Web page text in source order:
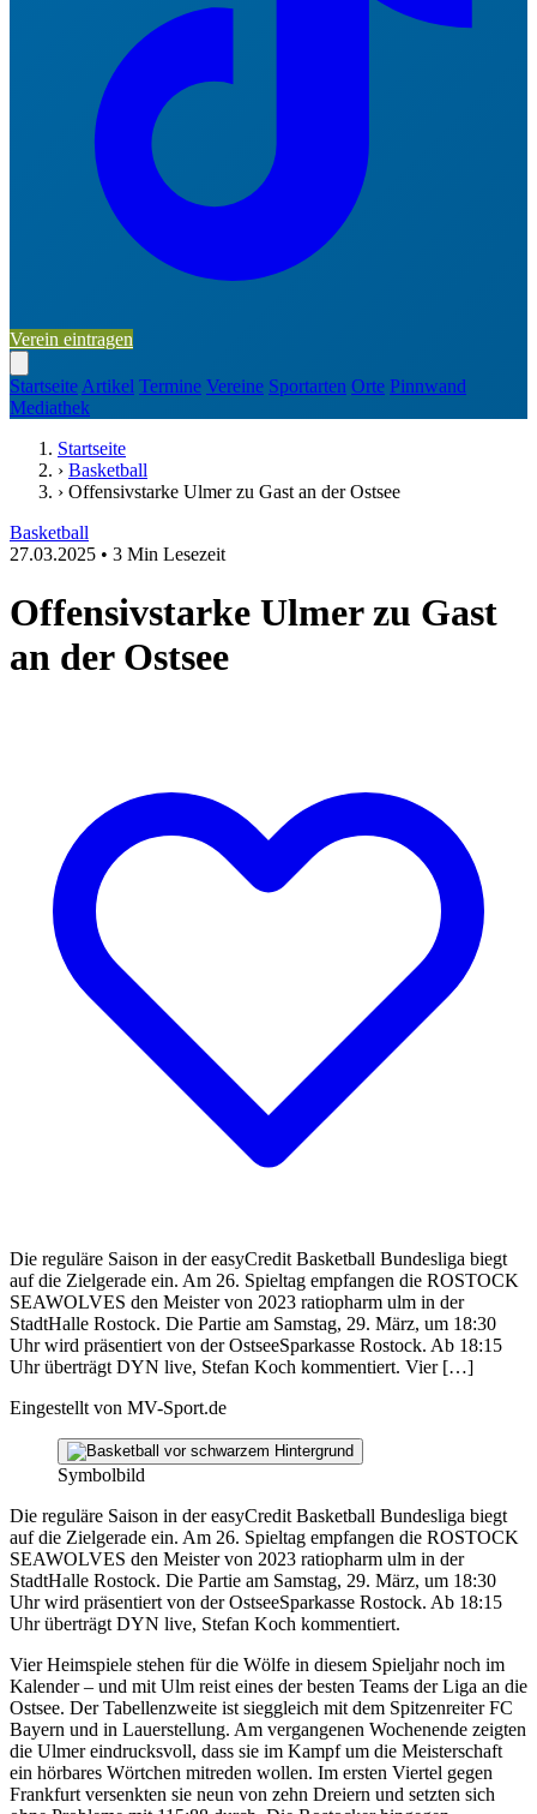
Verein eintragen
Startseite Artikel Termine Vereine Sportarten Orte Pinnwand
Mediathek
Startseite
› Basketball
› Offensivstarke Ulmer zu Gast an der Ostsee
Basketball
27.03.2025 • 3 Min Lesezeit
Offensivstarke Ulmer zu Gast
an der Ostsee
Die reguläre Saison in der easyCredit Basketball Bundesliga biegt
auf die Zielgerade ein. Am 26. Spieltag empfangen die ROSTOCK
SEAWOLVES den Meister von 2023 ratiopharm ulm in der
StadtHalle Rostock. Die Partie am Samstag, 29. März, um 18:30
Uhr wird präsentiert von der OstseeSparkasse Rostock. Ab 18:15
Uhr überträgt DYN live, Stefan Koch kommentiert. Vier […]
Eingestellt von MV-Sport.de
Symbolbild
Die reguläre Saison in der easyCredit Basketball Bundesliga biegt
auf die Zielgerade ein. Am 26. Spieltag empfangen die ROSTOCK
SEAWOLVES den Meister von 2023 ratiopharm ulm in der
StadtHalle Rostock. Die Partie am Samstag, 29. März, um 18:30
Uhr wird präsentiert von der OstseeSparkasse Rostock. Ab 18:15
Uhr überträgt DYN live, Stefan Koch kommentiert.
Vier Heimspiele stehen für die Wölfe in diesem Spieljahr noch im
Kalender – und mit Ulm reist eines der besten Teams der Liga an die
Ostsee. Der Tabellenzweite ist sieggleich mit dem Spitzenreiter FC
Bayern und in Lauerstellung. Am vergangenen Wochenende zeigten
die Ulmer eindrucksvoll, dass sie im Kampf um die Meisterschaft
ein hörbares Wörtchen mitreden wollen. Im ersten Viertel gegen
Frankfurt versenkten sie neun von zehn Dreiern und setzten sich